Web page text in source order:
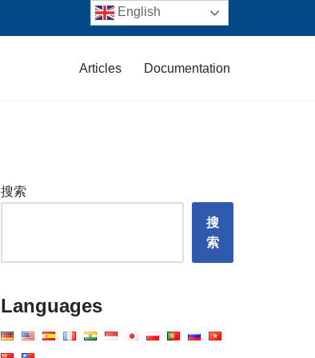
Articles Documentation
搜索
搜
索
Languages
English